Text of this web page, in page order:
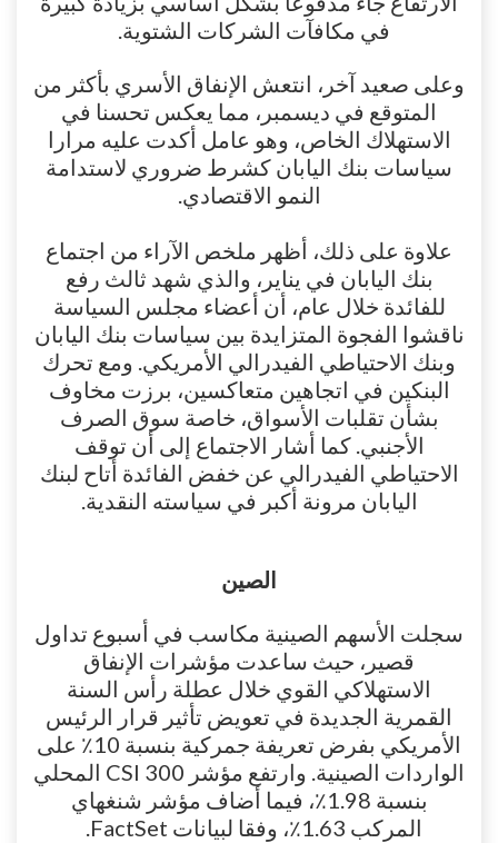
في مكافآت الشركات الشتوية.
وعلى صعيد آخر، انتعش الإنفاق الأسري بأكثر من
المتوقع في ديسمبر، مما يعكس تحسنا في
الاستهلاك الخاص، وهو عامل أكدت عليه مرارا
سياسات بنك اليابان كشرط ضروري لاستدامة
النمو الاقتصادي.
علاوة على ذلك، أظهر ملخص الآراء من اجتماع
بنك اليابان في يناير، والذي شهد ثالث رفع
للفائدة خلال عام، أن أعضاء مجلس السياسة
ناقشوا الفجوة المتزايدة بين سياسات بنك اليابان
وبنك الاحتياطي الفيدرالي الأمريكي. ومع تحرك
البنكين في اتجاهين متعاكسين، برزت مخاوف
بشأن تقلبات الأسواق، خاصة سوق الصرف
الأجنبي. كما أشار الاجتماع إلى أن توقف
الاحتياطي الفيدرالي عن خفض الفائدة أتاح لبنك
اليابان مرونة أكبر في سياسته النقدية.
الصين
سجلت الأسهم الصينية مكاسب في أسبوع تداول
قصير، حيث ساعدت مؤشرات الإنفاق
الاستهلاكي القوي خلال عطلة رأس السنة
القمرية الجديدة في تعويض تأثير قرار الرئيس
الأمريكي بفرض تعريفة جمركية بنسبة 10٪ على
الواردات الصينية. وارتفع مؤشر CSI 300 المحلي
بنسبة 1.98٪، فيما أضاف مؤشر شنغهاي
المركب 1.63٪، وفقا لبيانات FactSet.